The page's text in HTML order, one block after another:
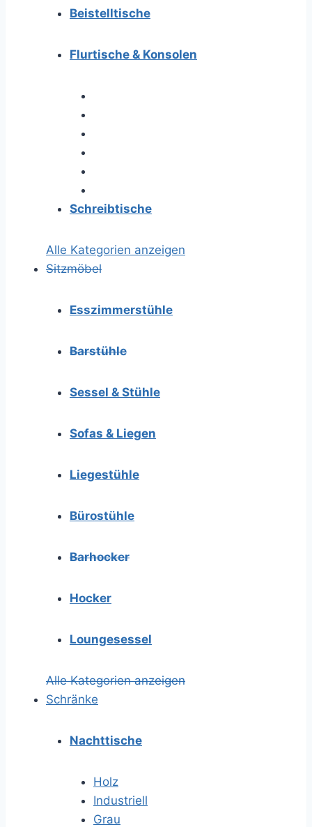
Beistelltische
Flurtische & Konsolen
Schreibtische
Alle Kategorien anzeigen
Sitzmöbel
Esszimmerstühle
Barstühle
Sessel & Stühle
Sofas & Liegen
Liegestühle
Bürostühle
Barhocker
Hocker
Loungesessel
Alle Kategorien anzeigen
Schränke
Nachttische
Holz
Industriell
Grau